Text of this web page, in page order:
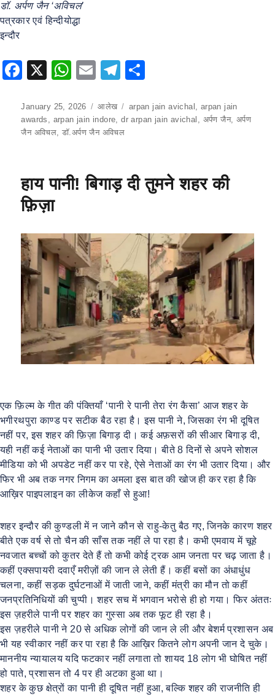
डॉ. अर्पण जैन ‘अविचल’
पत्रकार एवं हिन्दीयोद्धा
इन्दौर
F
c
e
o
k
X
W
at
s
p
E
ai
l
T
e
gr
ar
e
Posted
on
January 25, 2026 Categories
आलेख Tags
arpan jain avichal , arpan jain
awards , arpan jain indore,dr arpan jain avichal , अर्पण जैन, अर्पण
जैन अविचल,डॉ.अर्पण जैन अविचल
हाय पानी! बिगाड़ दी तुमने शहर की
फ़िज़ा
एक फ़िल्म के गीत की पंक्तियाँ ‘पानी रे पानी तेरा रंग कैसा’ आज शहर के
भगीरथपुरा काण्ड पर सटीक बैठ रहा है। इस पानी ने, जिसका रंग भी दूषित
नहीं पर, इस शहर की फ़िज़ा बिगाड़ दी। कई अफ़सरों की सीआर बिगाड़ दी,
यही नहीं कई नेताओं का पानी भी उतार दिया। बीते 8 दिनों से अपने सोशल
मीडिया को भी अपडेट नहीं कर पा रहे, ऐसे नेताओं का रंग भी उतार दिया। और
फिर भी अब तक नगर निगम का अमला इस बात की खोज ही कर रहा है कि
आख़िर पाइपलाइन का लीकेज कहाँ से हुआ!
शहर इन्दौर की कुण्डली में न जाने कौन से राहु-केतु बैठ गए, जिनके कारण शहर
बीते एक वर्ष से तो चैन की साँस तक नहीं ले पा रहा है। कभी एमवाय में चूहे
नवजात बच्चों को कुतर देते हैं तो कभी कोई ट्रक आम जनता पर चढ़ जाता है।
कहीं एक्सपायरी दवाएँ मरीज़ों की जान ले लेती हैं। कहीं बसों का अंधाधुंध
चलना, कहीं सड़क दुर्घटनाओं में जाती जाने, कहीं मंत्री का मौन तो कहीं
जनप्रतिनिधियों की चुप्पी। शहर सच में भगवान भरोसे ही हो गया। फिर अंततः
इस ज़हरीले पानी पर शहर का गुस्सा अब तक फूट ही रहा है।
इस ज़हरीले पानी ने 20 से अधिक लोगों की जान ले ली और बेशर्म प्रशासन अब
भी यह स्वीकार नहीं कर पा रहा है कि आख़िर कितने लोग अपनी जान दे चुके।
माननीय न्यायालय यदि फटकार नहीं लगाता तो शायद 18 लोग भी घोषित नहीं
हो पाते, प्रशासन तो 4 पर ही अटका हुआ था।
शहर के कुछ क्षेत्रों का पानी ही दूषित नहीं हुआ, बल्कि शहर की राजनीति ही